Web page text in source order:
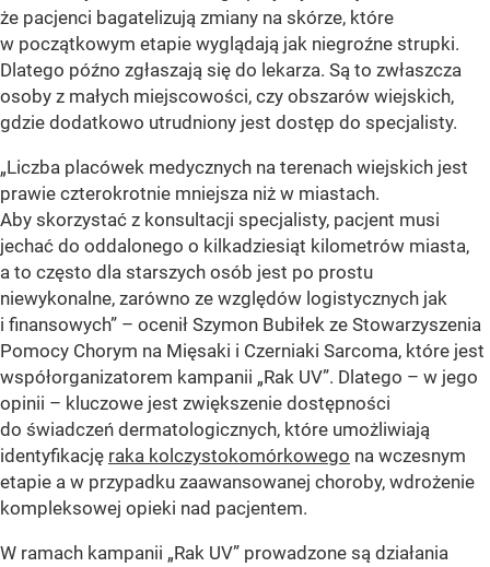
że pacjenci bagatelizują zmiany na skórze, które
w początkowym etapie wyglądają jak niegroźne strupki.
Dlatego późno zgłaszają się do lekarza. Są to zwłaszcza
osoby z małych miejscowości, czy obszarów wiejskich,
gdzie dodatkowo utrudniony jest dostęp do specjalisty.
„Liczba placówek medycznych na terenach wiejskich jest
prawie czterokrotnie mniejsza niż w miastach.
Aby skorzystać z konsultacji specjalisty, pacjent musi
jechać do oddalonego o kilkadziesiąt kilometrów miasta,
a to często dla starszych osób jest po prostu
niewykonalne, zarówno ze względów logistycznych jak
i finansowych” – ocenił Szymon Bubiłek ze Stowarzyszenia
Pomocy Chorym na Mięsaki i Czerniaki Sarcoma, które jest
współorganizatorem kampanii „Rak UV”. Dlatego – w jego
opinii – kluczowe jest zwiększenie dostępności
do świadczeń dermatologicznych, które umożliwiają
identyfikację raka kolczystokomórkowego na wczesnym
etapie a w przypadku zaawansowanej choroby, wdrożenie
kompleksowej opieki nad pacjentem.
W ramach kampanii „Rak UV” prowadzone są działania